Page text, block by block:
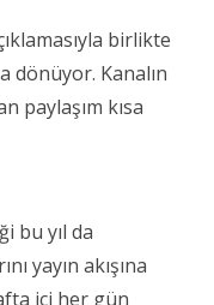
birlikte
dönüyor. Kanalın
paylaşım kısa
bu yıl da
yayın akışına
içi her gün